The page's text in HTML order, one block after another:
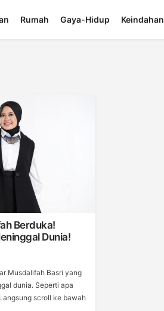
Rumah Gaya-Hidup Keindahan
Berduka!
Dunia!
Musdalifah Basri yang
dunia. Seperti apa
scroll ke bawah